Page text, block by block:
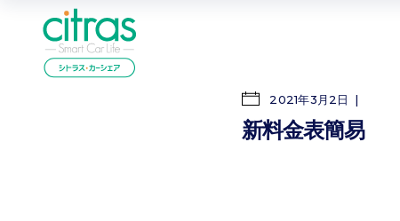
2021年3月2日
新料金表簡易